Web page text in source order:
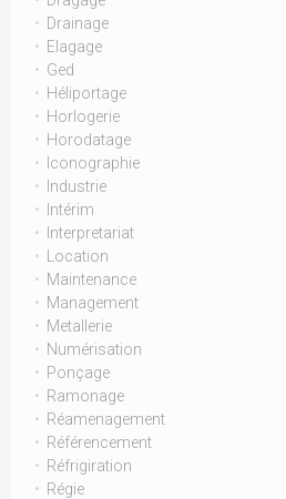
Drainage
Elagage
Ged
Héliportage
Horlogerie
Horodatage
Iconographie
Industrie
Intérim
Interpretariat
Location
Maintenance
Management
Metallerie
Numérisation
Ponçage
Ramonage
Réamenagement
Référencement
Réfrigiration
Régie